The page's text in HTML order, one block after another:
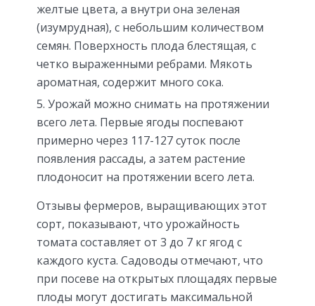
желтые цвета, а внутри она зеленая
(изумрудная), с небольшим количеством
семян. Поверхность плода блестящая, с
четко выраженными ребрами. Мякоть
ароматная, содержит много сока.
Урожай можно снимать на протяжении
всего лета. Первые ягоды поспевают
примерно через 117-127 суток после
появления рассады, а затем растение
плодоносит на протяжении всего лета.
Отзывы фермеров, выращивающих этот
сорт, показывают, что урожайность
томата составляет от 3 до 7 кг ягод с
каждого куста. Садоводы отмечают, что
при посеве на открытых площадях первые
плоды могут достигать максимальной